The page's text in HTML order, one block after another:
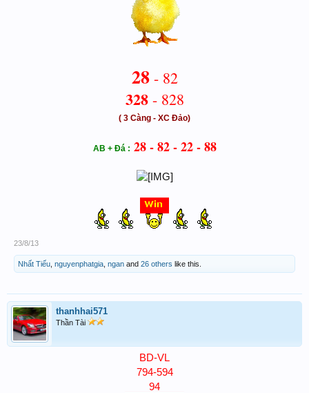
28- 82
328- 828
( 3 Càng - XC Đảo)
AB + Đá : 28 - 82 - 22 - 88
23/8/13
Nhất Tiếu nguyenphatgia ngan and 26 others like this.
thanhhai571
Thần Tài
BD-VL
794-594
94